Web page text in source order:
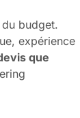
budget.
expérience
que